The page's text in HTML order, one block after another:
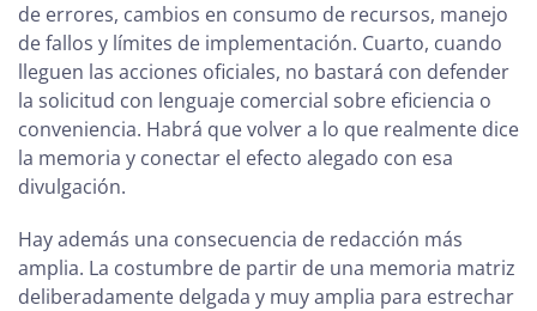
de errores, cambios en consumo de recursos, manejo
de fallos y límites de implementación. Cuarto, cuando
lleguen las acciones oficiales, no bastará con defender
la solicitud con lenguaje comercial sobre eficiencia o
conveniencia. Habrá que volver a lo que realmente dice
la memoria y conectar el efecto alegado con esa
divulgación.
Hay además una consecuencia de redacción más
amplia. La costumbre de partir de una memoria matriz
deliberadamente delgada y muy amplia para estrechar